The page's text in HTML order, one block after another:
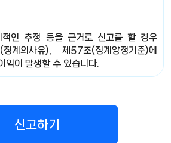
적인 추정 등을 근거로 신고를 할 경우
계의사유), 제57조(징계양정기준)에
익이 발생할 수 있습니다.
신고하기